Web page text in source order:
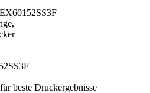
beste Druckergebnisse